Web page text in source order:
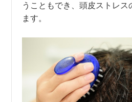
うこともでき、頭皮ストレス
ます。